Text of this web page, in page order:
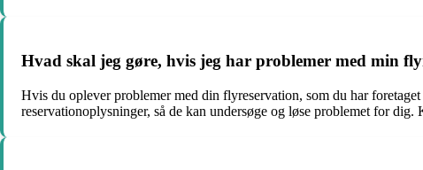
Hvad skal jeg gøre, hvis jeg har problemer med min
Hvis du oplever problemer med din flyreservation, som du har
reservationoplysninger, så de kan undersøge og løse problemet for